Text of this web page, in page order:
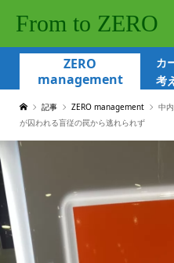
From to ZERO
ZERO
management
カ
考
記事 ZERO management
中
が囚われる盲従の罠から逃れられず